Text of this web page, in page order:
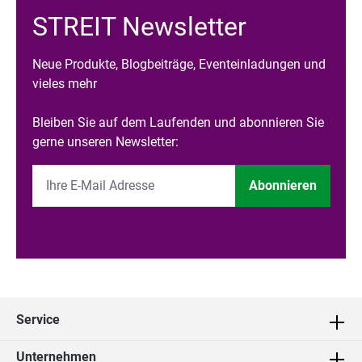
STREIT Newsletter
Neue Produkte, Blogbeiträge, Eventeinladungen und
vieles mehr
Bleiben Sie auf dem Laufenden und abonnieren Sie
gerne unseren Newsletter:
Abonnieren
Service
Unternehmen